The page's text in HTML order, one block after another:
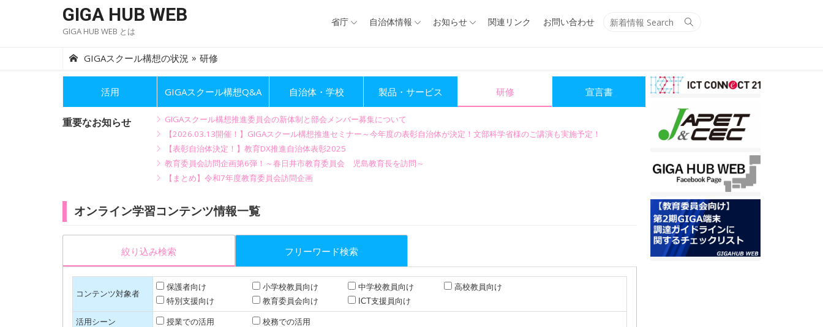
GIGA HUB WEB
GIGA HUB WEB とは
Search
省庁 自治体情報 お知らせ 関連リンク お問い合わせ
GIGAスクール構想の状況 » 研修
活用 GIGAスクール構想Q&A 自治体・学校 製品・サービス 研修 宣言書
重要なお知らせ
GIGAスクール構想推進委員会の新体制と部会メンバー募集について
【2026.03.13開催！】GIGAスクール構想推進セミナー～今年度の表彰自治体が決定！文部科学省様のご講演も実施予定！
【表彰自治体決定！】教育DX推進自治体表彰2025
教育委員会訪問企画第6弾！～春日井市教育委員会 児島教育長を訪問～
【まとめ】令和7年度教育委員会訪問企画
オンライン学習コンテンツ情報一覧
絞り込み検索 フリーワード検索
コンテンツ対象者
保護者向け 小学校教員向け 中学校教員向け
高校教員向け
特別支援向け
教育委員会向け ICT支援員向け
活用シーン 授業での活用 校務での活用